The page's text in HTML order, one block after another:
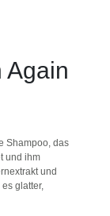
Again
Shampoo, das
und ihm
und
glatter,